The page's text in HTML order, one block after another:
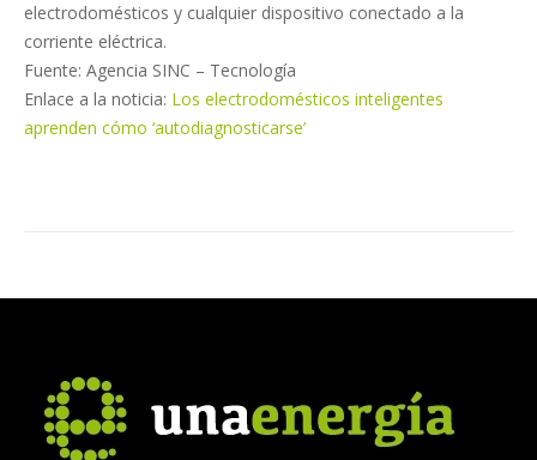
electrodomésticos y cualquier dispositivo conectado a la
corriente eléctrica.
Fuente: Agencia SINC – Tecnología
Enlace a la noticia: Los electrodomésticos inteligentes
aprenden cómo ‘autodiagnosticarse’